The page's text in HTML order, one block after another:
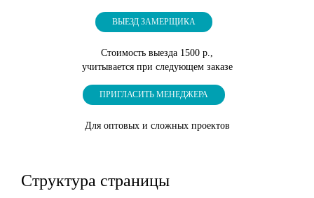
ВЫЕЗД ЗАМЕРЩИКА
Стоимость выезда 1500 р.,
учитывается при следующем заказе
ПРИГЛАСИТЬ МЕНЕДЖЕРА
Для оптовых и сложных проектов
Структура страницы